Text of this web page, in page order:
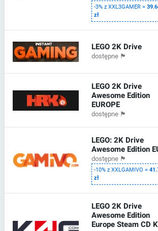
-3% z XXL3GAMER =
zł
LEGO 2K Drive
dostępne 🏴
LEGO 2K Drive
Awesome Edition
EUROPE
dostępne 🏴
LEGO: 2K Drive
Awesome Edition
dostępne 🏴
-10% z XXLGAMIVO =
zł
LEGO 2K Drive
Awesome Edition
Europe Steam CD